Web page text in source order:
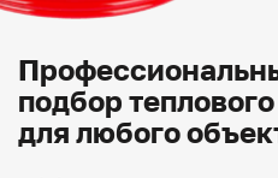
подбор
для любого